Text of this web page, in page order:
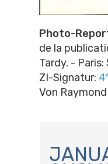
Photo-
de la
Tardy. -
ZI-Signatur:
Von
A